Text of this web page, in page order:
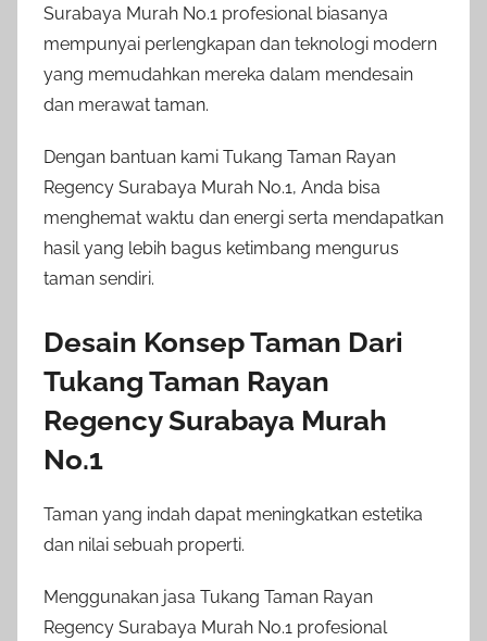
Surabaya Murah No.1 profesional biasanya
mempunyai perlengkapan dan teknologi modern
yang memudahkan mereka dalam mendesain
dan merawat taman.
Dengan bantuan kami Tukang Taman Rayan
Regency Surabaya Murah No.1, Anda bisa
menghemat waktu dan energi serta mendapatkan
hasil yang lebih bagus ketimbang mengurus
taman sendiri.
Desain Konsep Taman Dari
Tukang Taman Rayan
Regency Surabaya Murah
No.1
Taman yang indah dapat meningkatkan estetika
dan nilai sebuah properti.
Menggunakan jasa Tukang Taman Rayan
Regency Surabaya Murah No.1 profesional